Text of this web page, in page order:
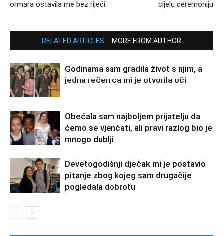
ormara ostavila me bez riječi cijelu ceremoniju
RELATED ARTICLES MORE FROM AUTHOR
Godinama sam gradila život s njim, a
jedna rečenica mi je otvorila oči
Obećala sam najboljem prijatelju da
ćemo se vjenčati, ali pravi razlog bio je
mnogo dublji
Devetogodišnji dječak mi je postavio
pitanje zbog kojeg sam drugačije
pogledala dobrotu